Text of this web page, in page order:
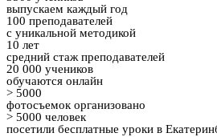
выпускаем каждый год
100 преподавателей
с уникальной методикой
10 лет
средний стаж преподавателей
20 000 учеников
обучаются онлайн
> 5000
фотосъемок организовано
> 5000 человек
посетили бесплатные уроки в